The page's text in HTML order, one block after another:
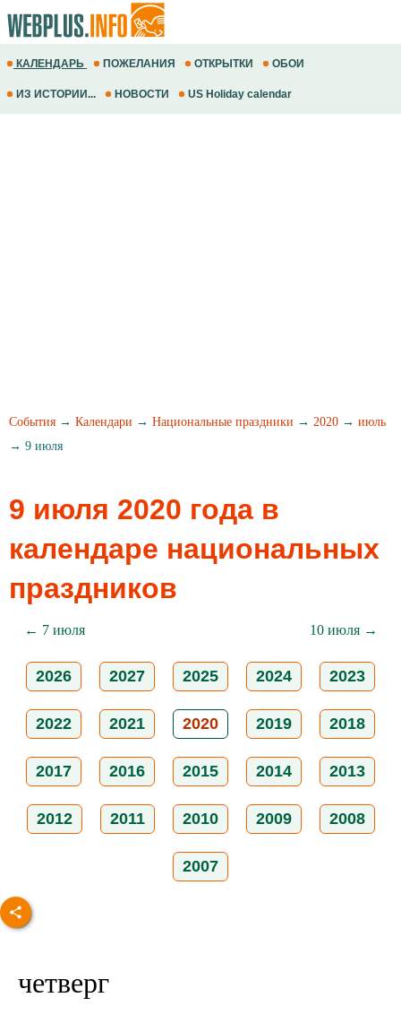
КАЛЕНДАРЬ ПОЖЕЛАНИЯ ОТКРЫТКИ ОБОИ
ИЗ ИСТОРИИ... НОВОСТИ US Holiday calendar
События → Календари → Национальные праздники → 2020 → июль
→ 9 июля
9 июля 2020 года в
календаре национальных
праздников
← 7 июля 10 июля →
2026 2027 2025 2024 2023
2022 2021 2020 2019 2018
2017 2016 2015 2014 2013
2012 2011 2010 2009 2008
2007
четверг